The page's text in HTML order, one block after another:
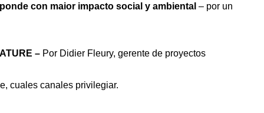
con maior impacto social y ambiental – por un
– Por Didier Fleury, gerente de proyectos
cuales canales privilegiar.